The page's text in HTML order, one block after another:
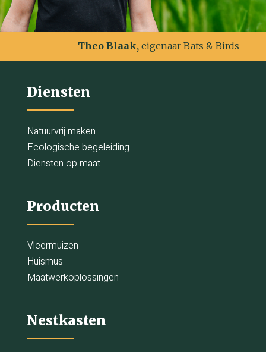
Theo Blaak, eigenaar Bats & Birds
Diensten
Natuurvrij maken
Ecologische begeleiding
Diensten op maat
Producten
Vleermuizen
Huismus
Maatwerkoplossingen
Nestkasten